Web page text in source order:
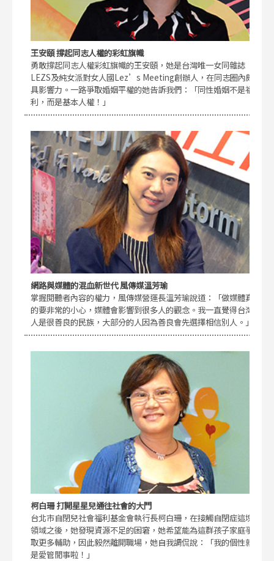
王安頤 撐起同志人權的彩虹旗幟
勇敢撐起同志人權彩虹旗幟的王安頤，她是台灣唯一女同雜誌
LEZS及純女派對女人國Lez’s Meeting創辦人，在同志圈內頗
具影響力。一路爭取婚姻平權的她告訴我們：「同性婚姻不是福
利，而是基本人權！」
網路與媒體的混血新世代 風傳媒溫芳瑜
掌握閱聽者內容的權力，風傳媒營運長溫芳瑜說道：「做媒體真
的要非常的小心，媒體會影響到很多人的觀念。我一直覺得台灣
人是很善良的民族，大部分的人因為善良會先選擇相信別人。」
柯白珊 打開星星兒通往社會的大門
台北市自閉兒社會福利基金會執行長柯白珊，在接觸自閉症這塊
領域之後，她發現資源不足的困窘，她希望能為這群孩子家庭爭
取更多輔助，因此毅然離開職場，她自我調侃說：「我的個性就
是愛管閒事啦！」